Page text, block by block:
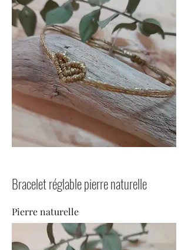
Bracelet réglable pierre naturelle
Pierre naturelle